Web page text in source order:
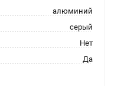
алюминий
серый
Нет
Да